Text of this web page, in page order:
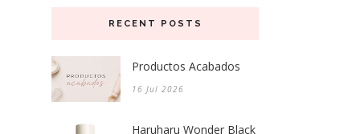
RECENT POSTS
Productos Acabados
16 Jul 2026
Haruharu Wonder Black